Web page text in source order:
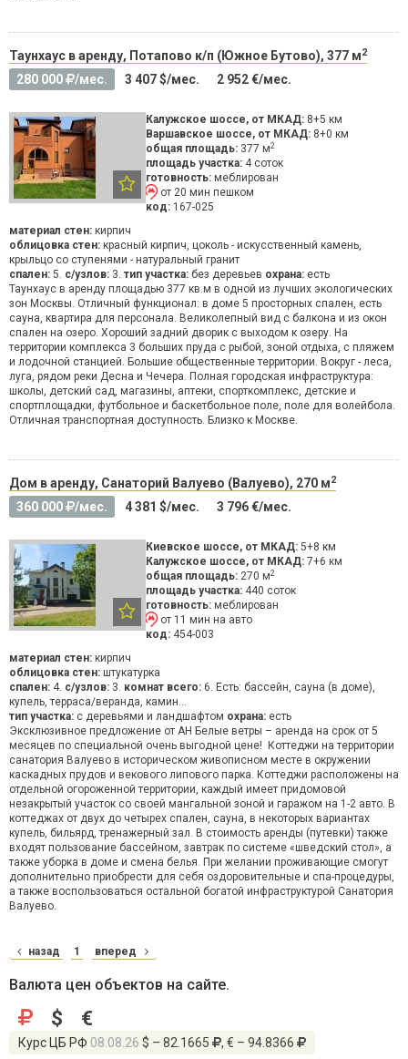
Таунхаус в аренду, Потапово к/п (Южное Бутово), 377 м2
280 000 /мес. 3 407 $/мес. 2 952 €/мес.
Калужское шоссе, от МКАД: 8+5 км
Варшавское шоссе, от МКАД: 8+0 км
общая площадь: 377 м2
площадь участка: 4 соток
готовность: меблирован
от 20 мин пешком
код: 167-025
материал стен: кирпич
облицовка стен: красный кирпич, цоколь - искусственный камень,
крыльцо со ступенями - натуральный гранит
спален: 5. с/узлов: 3. тип участка: без деревьев охрана: есть
Таунхаус в аренду площадью 377 кв.м в одной из лучших экологических
зон Москвы. Отличный функционал: в доме 5 просторных спален, есть
сауна, квартира для персонала. Великолепный вид с балкона и из окон
спален на озеро. Хороший задний дворик с выходом к озеру. На
территории комплекса 3 больших пруда с рыбой, зоной отдыха, с пляжем
и лодочной станцией. Большие общественные территории. Вокруг - леса,
луга, рядом реки Десна и Чечера. Полная городская инфраструктура:
школы, детский сад, магазины, аптеки, спорткомплекс, детские и
спортплощадки, футбольное и баскетбольное поле, поле для волейбола.
Отличная транспортная доступность. Близко к Москве.
Дом в аренду, Санаторий Валуево (Валуево), 270 м2
360 000 /мес. 4 381 $/мес. 3 796 €/мес.
Киевское шоссе, от МКАД: 5+8 км
Калужское шоссе, от МКАД: 7+6 км
общая площадь: 270 м2
площадь участка: 440 соток
готовность: меблирован
от 11 мин на авто
код: 454-003
материал стен: кирпич
облицовка стен: штукатурка
спален: 4. с/узлов: 3. комнат всего: 6. Есть: бассейн, сауна (в доме),
купель, терраса/веранда, камин...
тип участка: с деревьями и ландшафтом охрана: есть
Эксклюзивное предложение от АН Белые ветры – аренда на срок от 5
месяцев по специальной очень выгодной цене! Коттеджи на территории
санатория Валуево в историческом живописном месте в окружении
каскадных прудов и векового липового парка. Коттеджи расположены на
отдельной огороженной территории, каждый имеет придомовой
незакрытый участок со своей мангальной зоной и гаражом на 1-2 авто. В
коттеджах от двух до четырех спален, сауна, в некоторых вариантах
купель, бильярд, тренажерный зал. В стоимость аренды (путевки) также
входят пользование бассейном, завтрак по системе «шведский стол», а
также уборка в доме и смена белья. При желании проживающие смогут
дополнительно приобрести для себя оздоровительные и спа-процедуры,
а также воспользоваться остальной богатой инфраструктурой Санатория
Валуево.
назад 1 вперед
Валюта цен объектов на сайте.
$ €
Курс ЦБ РФ 08.08.26 $ – 82.1665 , € – 94.8366